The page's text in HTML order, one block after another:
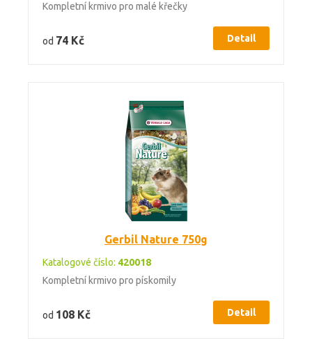
Kompletní krmivo pro malé křečky
od 74 Kč Detail
Gerbil Nature 750g
Katalogové číslo: 420018
Kompletní krmivo pro pískomily
od 108 Kč Detail